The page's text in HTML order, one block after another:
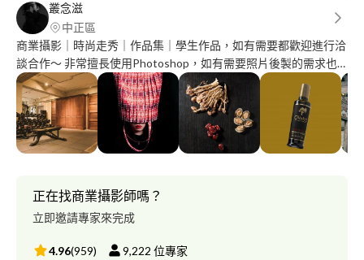
叢念滋
中正區
商業攝影｜時尚走秀｜作品集｜學生作品，如有需要都歡迎進行洽
談合作～ 非常擅長使用Photoshop，如有需要照片後製的需求也
都可以做洽談。
正在找商業攝影師嗎？
立即邀請專家來完成
4.96(959) 9,222 位專家